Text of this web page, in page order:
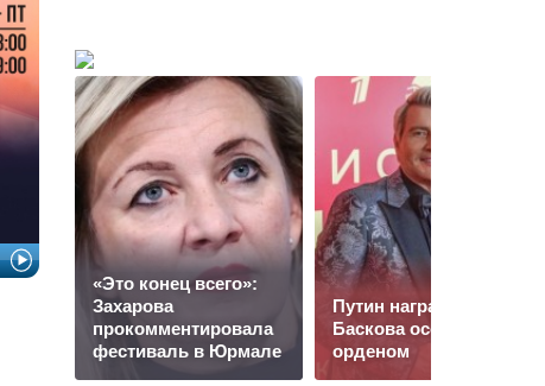
«Это конец всего»:
Захарова
прокомментировала
фестиваль в Юрмале
Путин наградил
Баскова особым
орденом